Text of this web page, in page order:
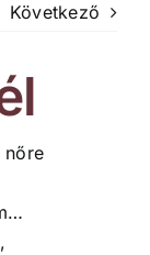
Következő
nőre